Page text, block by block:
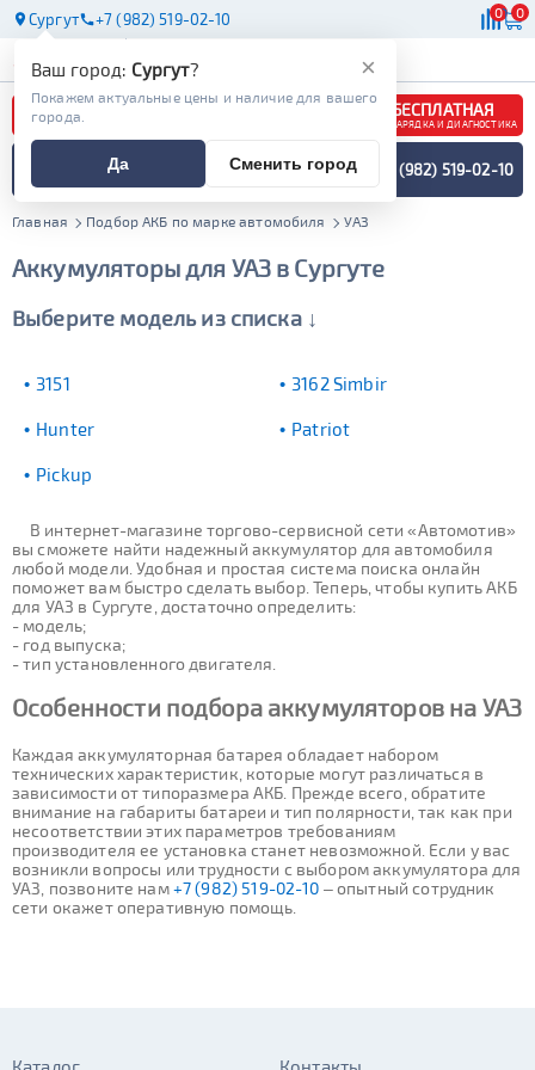
Сургут +7 (982) 519-02-10 0 0
АКБ
БЕСПЛАТНАЯ
ЗАРЯДКА И ДИАГНОСТИКА
ПОДБОР АККУМУЛЯТОРА
СПЕЦИАЛИСТОМ +7 (982) 519-02-10
Главная Подбор АКБ по марке автомобиля УАЗ
Аккумуляторы для УАЗ в Сургуте
Выберите модель из списка ↓
3151 3162 Simbir
Hunter Patriot
Pickup
В интернет-магазине торгово-сервисной сети «Автомотив»
вы сможете найти надежный аккумулятор для автомобиля
любой модели. Удобная и простая система поиска онлайн
поможет вам быстро сделать выбор. Теперь, чтобы купить АКБ
для УАЗ в Сургуте, достаточно определить:
- модель;
- год выпуска;
- тип установленного двигателя.
Особенности подбора аккумуляторов на УАЗ
Каждая аккумуляторная батарея обладает набором
технических характеристик, которые могут различаться в
зависимости от типоразмера АКБ. Прежде всего, обратите
внимание на габариты батареи и тип полярности, так как при
несоответствии этих параметров требованиям
производителя ее установка станет невозможной. Если у вас
возникли вопросы или трудности с выбором аккумулятора для
УАЗ, позвоните нам+7 (982) 519-02-10 – опытный сотрудник
сети окажет оперативную помощь.
×
Ваш город: Сургут?
Покажем актуальные цены и наличие для вашего
города.
Да Сменить город